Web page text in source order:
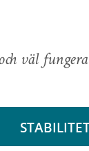
väl